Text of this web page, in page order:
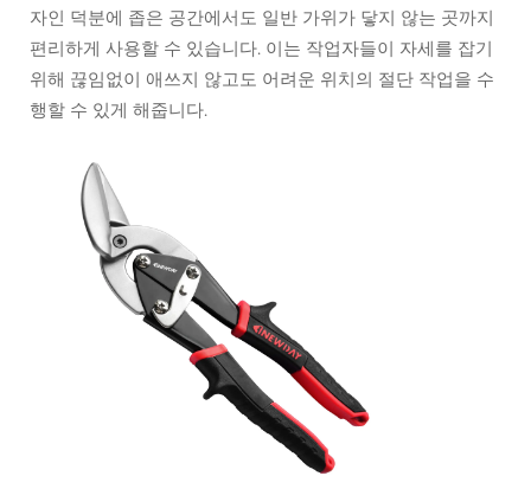
자인 덕분에 좁은 공간에서도 일반 가위가 닿지 않는 곳까지
편리하게 사용할 수 있습니다. 이는 작업자들이 자세를 잡기
위해 끊임없이 애쓰지 않고도 어려운 위치의 절단 작업을 수
행할 수 있게 해줍니다.